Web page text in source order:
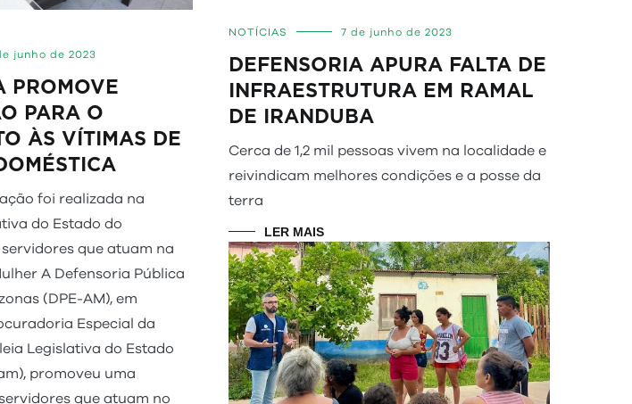
NOTÍCIAS 7 de junho de 2023
DEFENSORIA APURA FALTA DE
INFRAESTRUTURA EM RAMAL
DE IRANDUBA
Cerca de 1,2 mil pessoas vivem na localidade e
reivindicam melhores condições e a posse da
terra
LER MAIS
junho de 2023
PROMOVE
PARA O
ÀS VÍTIMAS DE
foi realizada na
do Estado do
que atuam na
A Defensoria Pública
(DPE-AM), em
Especial da
Legislativa do Estado
promoveu uma
que atuam no